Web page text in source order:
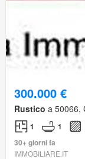
300.000 €
Rustico a 50066,
1 1
30+ giorni fa
IMMOBILIARE.IT